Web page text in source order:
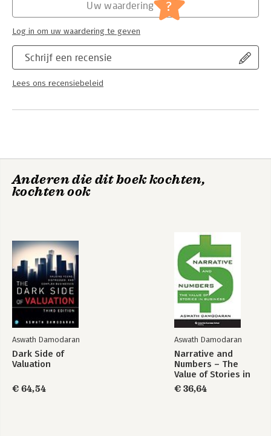
Schrijf een recensie
Lees ons recensiebeleid
Uw waardering ?
Log in om uw waardering te geven
Anderen die dit boek kochten,
kochten ook
Aswath Damodaran
Dark Side of
Valuation
€ 64,54
Aswath Damodaran
Narrative and
Numbers – The
Value of Stories in
Business
€ 36,64